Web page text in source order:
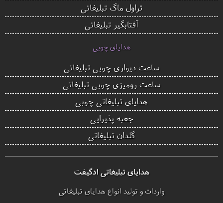
تراول ماگ تبلیغاتی
آفتابگیر تبلیغاتی
هدایای چوبی
ساعت دیواری چوبی تبلیغاتی
ساعت رومیزی چوبی تبلیغاتی
هدایای تبلیغاتی چوبی
جعبه پذیرایی
گلدان تبلیغاتی
هدایای تبلیغاتی ادگیفت
واردات و تولید انواع هدایای تبلیغاتی